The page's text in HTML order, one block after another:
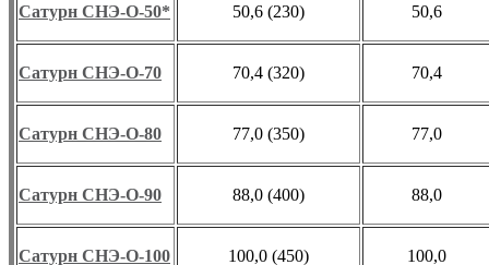
Сатурн СНЭ-О-50* 50,6 (230) 50,6
Сатурн СНЭ-О-70 70,4 (320) 70,4
Сатурн СНЭ-О-80 77,0 (350) 77,0
Сатурн СНЭ-О-90 88,0 (400) 88,0
Сатурн СНЭ-О-100 100,0 (450) 100,0